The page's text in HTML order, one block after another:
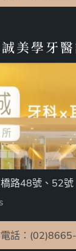
美學牙
路48號、52號
話：